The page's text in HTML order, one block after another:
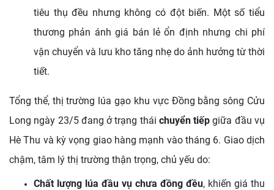
tiêu thụ đều nhưng không có đột biến. Một số tiểu
thương phản ánh giá bán lẻ ổn định nhưng chi phí
vận chuyển và lưu kho tăng nhẹ do ảnh hưởng từ thời
tiết.
Tổng thể, thị trường lúa gạo khu vực Đồng bằng sông Cửu
Long ngày 23/5 đang ở trạng thái chuyển tiếp giữa đầu vụ
Hè Thu và kỳ vọng giao hàng mạnh vào tháng 6. Giao dịch
chậm, tâm lý thị trường thận trọng, chủ yếu do:
Chất lượng lúa đầu vụ chưa đồng đều, khiến giá thu